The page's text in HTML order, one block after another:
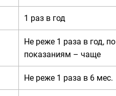
1 раз в год
Не реже 1 раза в год, по
показаниям – чаще
Не реже 1 раза в 6 мес.